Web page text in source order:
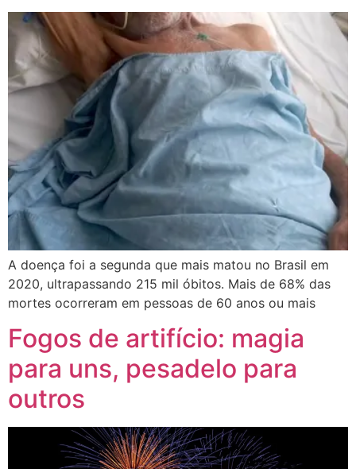
A doença foi a segunda que mais matou no Brasil em
2020, ultrapassando 215 mil óbitos. Mais de 68% das
mortes ocorreram em pessoas de 60 anos ou mais
Fogos de artifício: magia
para uns, pesadelo para
outros